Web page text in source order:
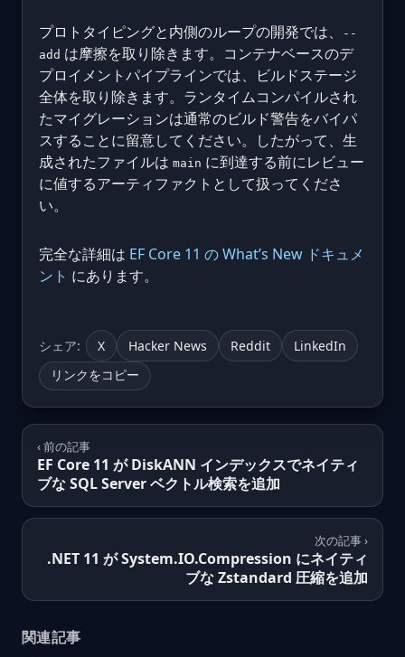
プロトタイピングと内側のループの開発では、
--
add は摩擦を取り除きます。コンテナベースのデ
プロイメントパイプラインでは、ビルドステージ
全体を取り除きます。ランタイムコンパイルされ
たマイグレーションは通常のビルド警告をバイパ
スすることに留意してください。したがって、生
成されたファイルは main に到達する前にレビュー
に値するアーティファクトとして扱ってくださ
い。
完全な詳細は EF Core 11 の What’s New ドキュメ
ント にあります。
シェア: X Hacker News Reddit LinkedIn
リンクをコピー
‹ 前の記事
EF Core 11 が DiskANN インデックスでネイティ
ブな SQL Server ベクトル検索を追加
次の記事 ›
.NET 11 が System.IO.Compression にネイティ
ブな Zstandard 圧縮を追加
関連記事